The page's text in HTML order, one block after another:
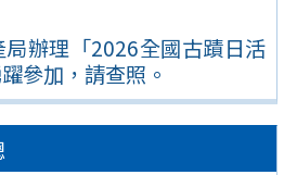
辦理「2026全國古蹟日活
參加，請查照。